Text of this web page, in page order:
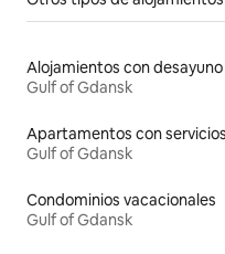
Alojamientos con desayuno
Gulf of Gdansk
Gulf of Gdansk
Condominios vacacionales
Gulf of Gdansk